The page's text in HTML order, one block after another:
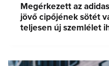
Megérkezett az
jövő cipőjének sötét
teljesen új szemlélet